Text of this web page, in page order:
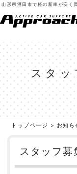
山形県酒田市で軽の新車が安く
スタ
トップページ > お知ら
スタッフ募